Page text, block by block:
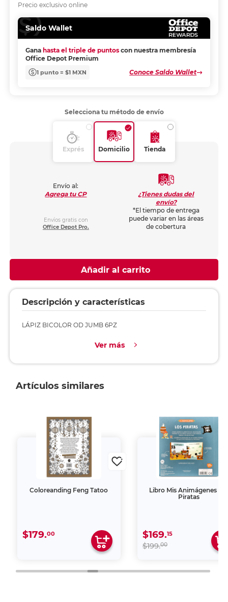
Precio exclusivo online
Saldo Wallet
Gana hasta el triple de puntos con nuestra membresía
Office Depot Premium
1 punto = $1 MXN Conoce Saldo Wallet
Selecciona tu método de envío
Exprés Domicilio Tienda
Envío al:
Agrega tu CP
Envíos gratis con
Office Depot Pro.
¿Tienes dudas del
envío?
*El tiempo de entrega
puede variar en las áreas
de cobertura
Añadir al carrito
Descripción y características
LÁPIZ BICOLOR OD JUMB 6PZ
Ver más
Artículos similares
Coloreanding Feng Tatoo
$179.00
Libro Mis Animágenes
Piratas
$169.15
$199.00